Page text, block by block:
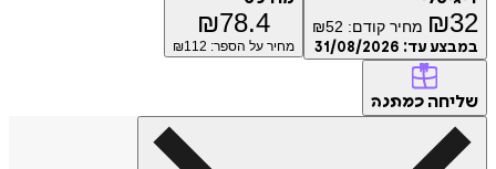
₪32 מחיר קודם: ₪52
במבצע עד: 31/08/2026
₪78.4
מחיר על הספר: ₪ 112
שליחה כמתנה